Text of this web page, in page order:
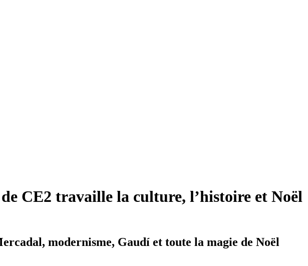
CE2 travaille la culture, l’histoire et Noël
modernisme, Gaudí et toute la magie de Noël